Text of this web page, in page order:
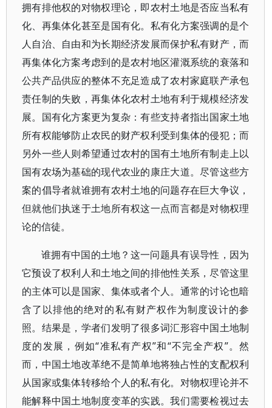
拥有排他权的对物权理论，即农村土地是否应当私有
化、再集体化甚至是国有化。私有化方案强调的是个
人自治、自由和为长期经济发展而保护私有财产，而
再集体化方案考虑到的是农村地区灌溉系统的衰落和
公共产品供应的整体不充足造成了农村家庭联产承包
责任制的失败，再集体化农村土地有利于规模经济发
展。国有化方案更为复杂：有些支持者指出国家土地
所有权能够防止农民的财产权利受到集体的侵犯；而
另外一些人则希望通过农村的国有土地所有制走上以
国有农场为基础的现代农业的康庄大道。尽管这些方
案的倡导者就谁拥有农村土地的问题存在巨大争议，
但就他们执迷于土地所有权这一点而言都是对物权理
论的信徒。
谁拥有中国的土地？这一问题具有误导性，因为
它预设了权利人和土地之间的排他性关系，尽管这里
的主体可以是国家、集体或者个人。通常的讨论也暗
含了以排他的绝对的私有财产权作为制度设计的参
照。结果是，学者们发明了很多词汇形容中国土地制
度的发展，例如“准私有产权”和“不完全产权”。然
而，中国土地改革绝不是简单地将独占性的支配权利
从国家或集体转移给个人的私有化。对物权理论并不
能解释中国土地制度变革的实践。我们需要检视过去